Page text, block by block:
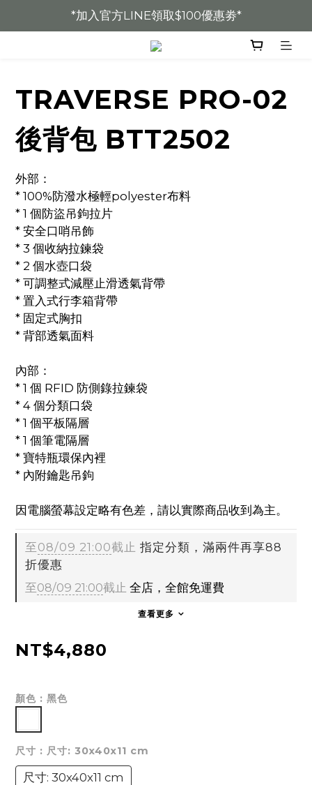
* 加入會員全館8折 *
* 加入會員全館8折 *
TRAVERSE PRO-02
後背包 BTT2502
外部：
* 100%防潑水極輕polyester布料
* 1 個防盜吊鉤拉片
* 安全口哨吊飾
* 3 個收納拉鍊袋
* 2 個水壺口袋
* 可調整式減壓止滑透氣背帶
* 置入式行李箱背帶
* 固定式胸扣
* 背部透氣面料
內部：
* 1 個 RFID 防側錄拉鍊袋
* 4 個分類口袋
* 1 個平板隔層
* 1 個筆電隔層
* 寶特瓶環保內裡
* 內附鑰匙吊鉤
因電腦螢幕設定略有色差，請以實際商品收到為主。
至08/09 21:00截止 指定分類，滿兩件再享88
折優惠
至08/09 21:00截止 全店，全館免運費
查看更多
NT$4,880
顏色 : 黑色
尺寸 : 尺寸: 30x40x11 cm
尺寸: 30x40x11 cm